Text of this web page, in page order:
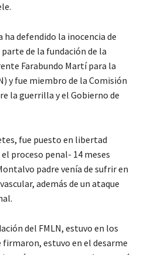
ha defendido la inocencia de
de la fundación de la
Farabundo Martí para la
y fue miembro de la Comisión
la guerrilla y el Gobierno de
fue puesto en libertad
proceso penal- 14 meses
padre venía de sufrir en
además de un ataque
del FMLN, estuvo en los
firmaron, estuvo en el desarme